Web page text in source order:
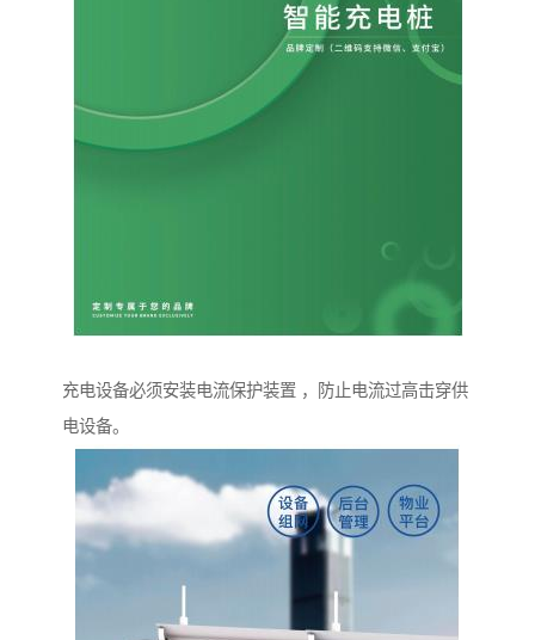
充电设备必须安装电流保护装置 ，防止电流过高击穿供
电设备。